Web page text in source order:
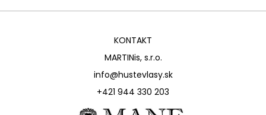
KONTAKT
MARTINis, s.r.o.
info@hustevlasy.sk
+421 944 330 203